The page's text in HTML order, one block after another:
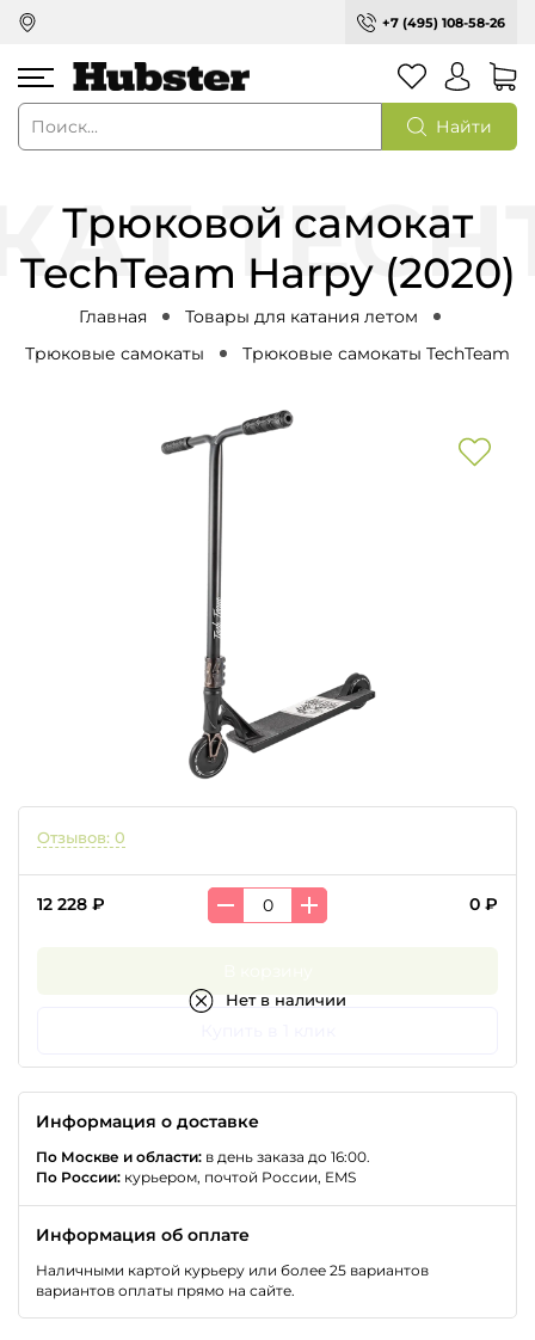
+7 (495) 108-58-26
Найти
Трюковой самокат
TechTeam Harpy (2020)
Главная
Товары для катания летом
Трюковые самокаты
Трюковые самокаты TechTeam
Отзывов: 0
12 228 ₽ 0 ₽
Нет в наличии
Информация о доставке
По Москве и области: в день заказа до 16:00.
По России: курьером, почтой России, EMS
Информация об оплате
Наличными картой курьеру или более 25 вариантов
вариантов оплаты прямо на сайте.